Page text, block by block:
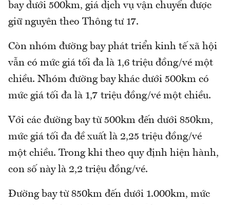
bay dưới 500km, giá dịch vụ vận chuyển được
giữ nguyên theo Thông tư 17.
Còn nhóm đường bay phát triển kinh tế xã hội
vẫn có mức giá tối đa là 1,6 triệu đồng/vé một
chiều. Nhóm đường bay khác dưới 500km có
mức giá tối đa là 1,7 triệu đồng/vé một chiều.
Với các đường bay từ 500km đến dưới 850km,
mức giá tối đa đề xuất là 2,25 triệu đồng/vé
một chiều. Trong khi theo quy định hiện hành,
con số này là 2,2 triệu đồng/vé.
Đường bay từ 850km đến dưới 1.000km, mức